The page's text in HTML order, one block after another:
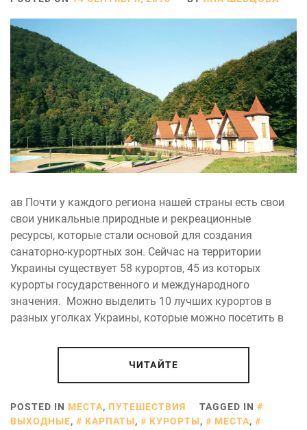
ав Почти у каждого региона нашей страны есть свои
свои уникальные природные и рекреационные
ресурсы, которые стали основой для создания
санаторно-курортных зон. Сейчас на территории
Украины существует 58 курортов, 45 из которых
курорты государственного и международного
значения. Можно выделить 10 лучших курортов в
разных уголках Украины, которые можно посетить в
ЧИТАЙТЕ
POSTED IN МЕСТА, ПУТЕШЕСТВИЯ
TAGGED IN
ВЫХОДНЫЕ, КАРПАТЫ, КУРОРТЫ, МЕСТА,